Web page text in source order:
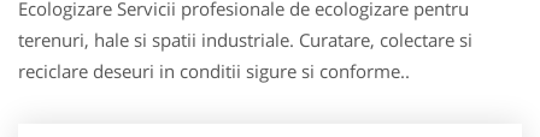
Ecologizare Servicii profesionale de ecologizare pentru
terenuri, hale si spatii industriale. Curatare, colectare si
reciclare deseuri in conditii sigure si conforme..